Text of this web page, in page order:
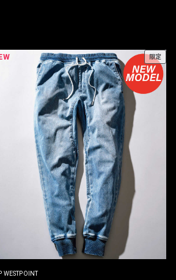
限定
WESTPOINT